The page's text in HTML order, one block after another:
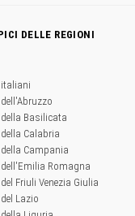
DELLE REGIONI
Basilicata
Calabria
Campania
Romagna
Friuli Venezia Giulia
Lazio